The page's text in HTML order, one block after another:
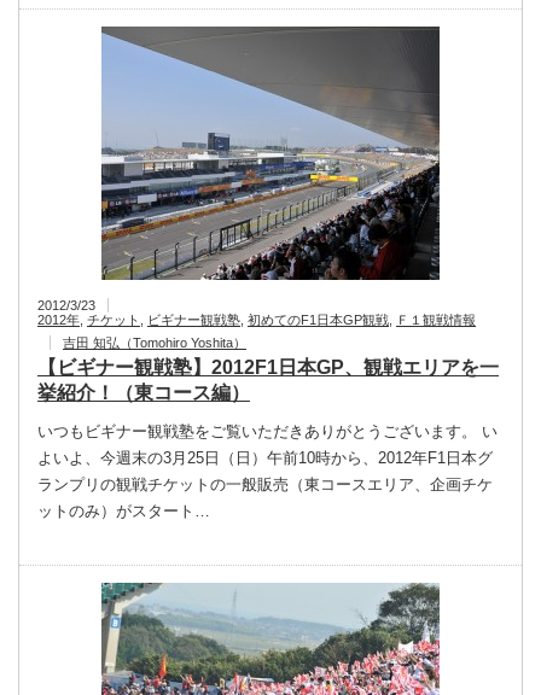
2012/3/23
2012年 チケット ビギナー観戦塾 初めてのF1日本GP観戦
Ｆ１観戦情報
吉田 知弘（Tomohiro Yoshita）
【ビギナー観戦塾】2012F1日本GP、観戦エリアを一
挙紹介！（東コース編）
いつもビギナー観戦塾をご覧いただきありがとうございます。 い
よいよ、今週末の3月25日（日）午前10時から、2012年F1日本グ
ランプリの観戦チケットの一般販売（東コースエリア、企画チケ
ットのみ）がスタート…